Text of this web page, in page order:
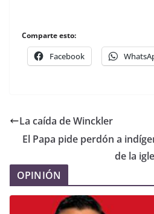
Comparte esto:
Facebook
La caída de Winckler
El Papa pide perdón a
de la
OPINIÓN